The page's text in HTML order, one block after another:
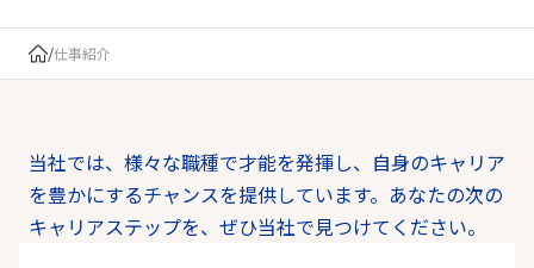
/仕事紹介
当社では、様々な職種で才能を発揮し、自身のキャリア
を豊かにするチャンスを提供しています。あなたの次の
キャリアステップを、ぜひ当社で見つけてください。